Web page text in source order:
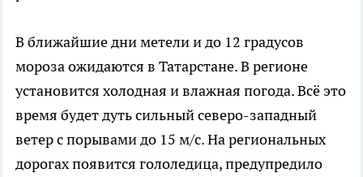
В ближайшие дни метели и до 12 градусов
мороза ожидаются в Татарстане. В регионе
установится холодная и влажная погода. Всё это
время будет дуть сильный северо-западный
ветер с порывами до 15 м/с. На региональных
дорогах появится гололедица, предупредило